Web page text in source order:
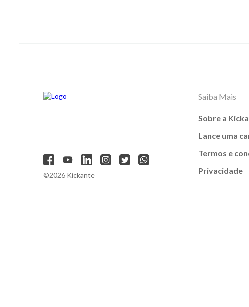
©2026 Kickante
Saiba Mais
Sobre a
Lance uma
Termos e
Privacidade